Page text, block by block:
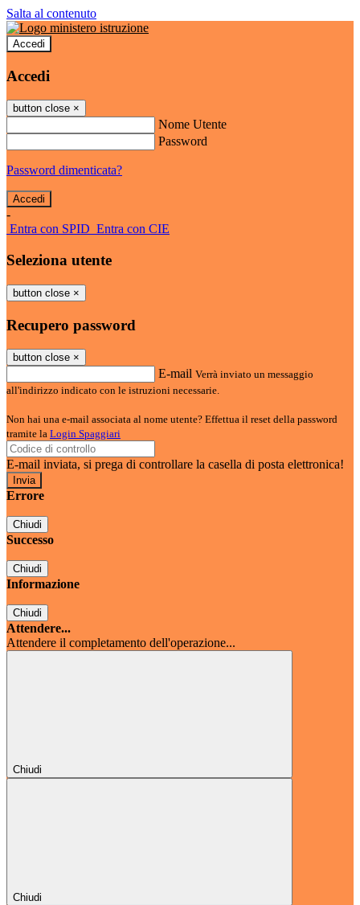
Salta al contenuto
Accedi
Accedi
button close ×
Nome Utente
Password
Password dimenticata?
-
Entra con SPID Entra con CIE
Seleziona utente
button close ×
Recupero password
button close ×
E-mail Verrà inviato un messaggio
all'indirizzo indicato con le istruzioni necessarie.
Non hai una e-mail associata al nome utente? Effettua il reset della password
tramite la Login Spaggiari
E-mail inviata, si prega di controllare la casella di posta elettronica!
Errore
Chiudi
Successo
Chiudi
Informazione
Chiudi
Attendere...
Attendere il completamento dell'operazione...
Chiudi
Chiudi